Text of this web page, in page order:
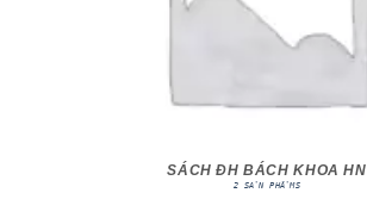
SÁCH ĐH BÁCH KHOA HN
2 SẢN PHẨMS